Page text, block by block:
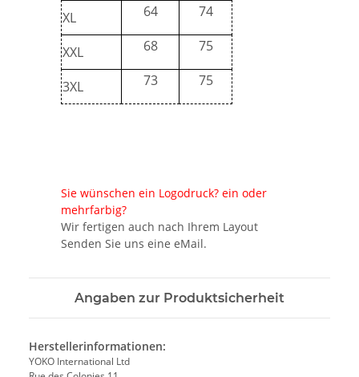
XL 64 74
XXL 68 75
3XL 73 75
Sie wünschen ein Logodruck? ein oder
mehrfarbig?
Wir fertigen auch nach Ihrem Layout
Senden Sie uns eine eMail.
Angaben zur Produktsicherheit
Herstellerinformationen:
YOKO International Ltd